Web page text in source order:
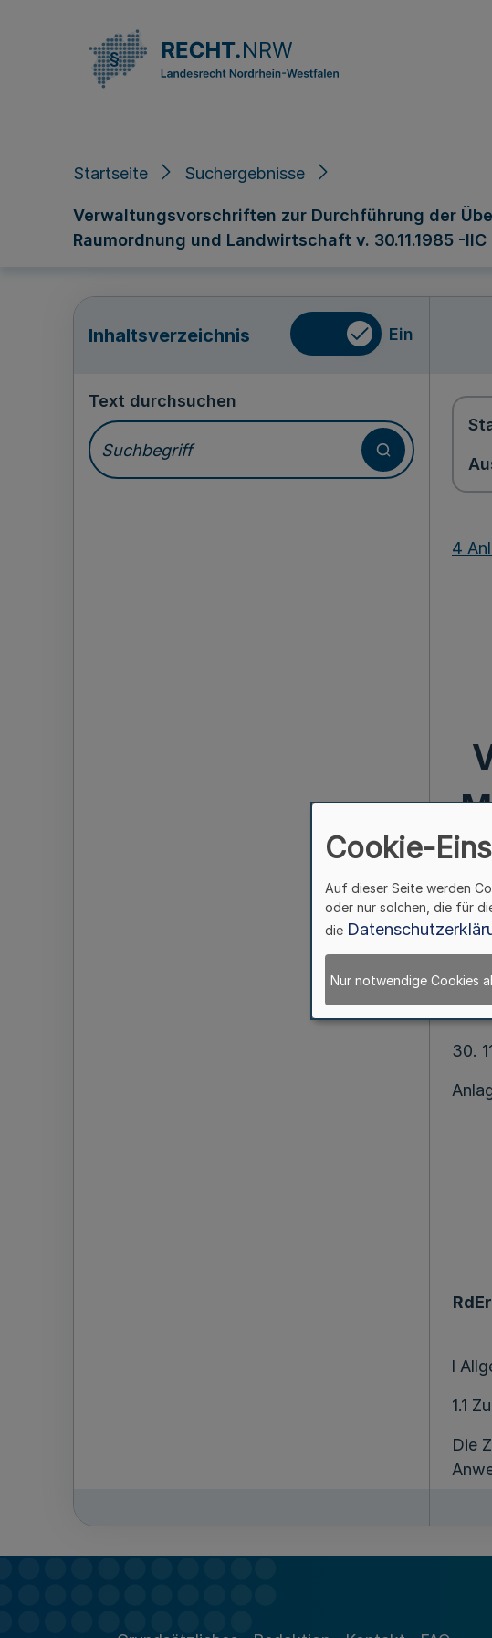
Startseite Suchergebnisse
Verwaltungsvorschriften zur Durchführung der
Raumordnung und Landwirtschaft v. 30.11.1985 -
Inhaltsverzeichnis Ein
Text durchsuchen
4
30.
l
1.1
Die
Cookie-
Auf dieser Seite werden
oder nur solchen, die für
die
Nur notwendige Cookies